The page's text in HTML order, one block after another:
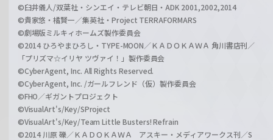
©臼井儀人/双葉社・シンエイ・テレビ朝日・ADK 2001,2002,2014
©貴家悠・橘賢一／集英社・Project TERRAFORMARS
©劇場版ミルキィホームズ製作委員会
©2014 ひろやまひろし・TYPE-MOON／ＫＡＤＯＫＡＷＡ 角川書店刊／
「プリズマ☆イリヤ ツヴァイ！」製作委員会
©CyberAgent, Inc. All Rights Reserved.
©CyberAgent, Inc. /ガールフレンド（仮）製作委員会
©FHO／ギガントプロジェクト
©VisualArt's/Key/SProject
©VisualArt's/Key/Team Little Busters! Refrain
©2014 川原 礫／ＫＡＤＯＫＡＷＡ アスキー・メディアワークス刊／S